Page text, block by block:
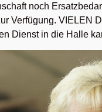
noch
Verfügung. VIELEN
Dienst in die Halle